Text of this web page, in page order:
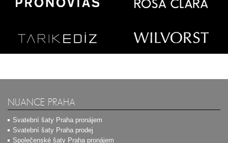
NUANCE PRAHA
Svatební šaty Praha pronájem
Svatební šaty Praha prodej
Společenské šaty Praha pronájem